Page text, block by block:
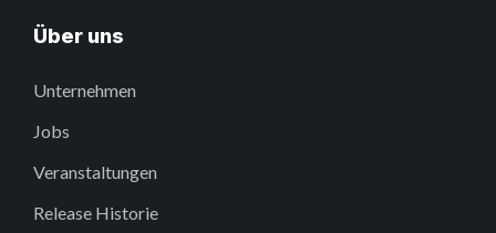
Über uns
Unternehmen
Jobs
Veranstaltungen
Release Historie